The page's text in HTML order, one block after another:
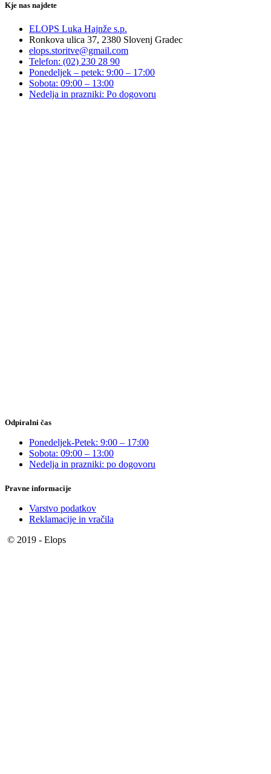
Kje nas najdete
ELOPS Luka Hajnže s.p.
Ronkova ulica 37, 2380 Slovenj Gradec
elops.storitve@gmail.com
Telefon: (02) 230 28 90
Ponedeljek – petek: 9:00 – 17:00
Sobota: 09:00 – 13:00
Nedelja in prazniki: Po dogovoru
Odpiralni čas
Ponedeljek-Petek: 9:00 – 17:00
Sobota: 09:00 – 13:00
Nedelja in prazniki: po dogovoru
Pravne informacije
Varstvo podatkov
Reklamacije in vračila
© 2019 - Elops